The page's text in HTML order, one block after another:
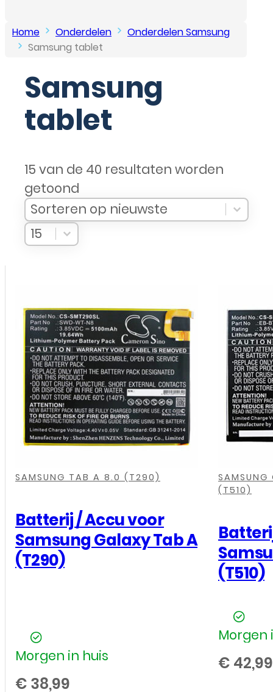
Home Onderdelen
Onderdelen Samsung
Samsung tablet
Samsung
tablet
15 van de 40 resultaten worden
getoond
Sort Products
Sort content
Sorteren op nieuwste
Sort content
Select number per page
15
Select number per page
SAMSUNG TAB A 8.0 (T290)
Batterij / Accu voor
Samsung Galaxy Tab A
(T290)
Morgen in huis
€ 38,99
(T510)
(T510)
Morgen
€ 42,99